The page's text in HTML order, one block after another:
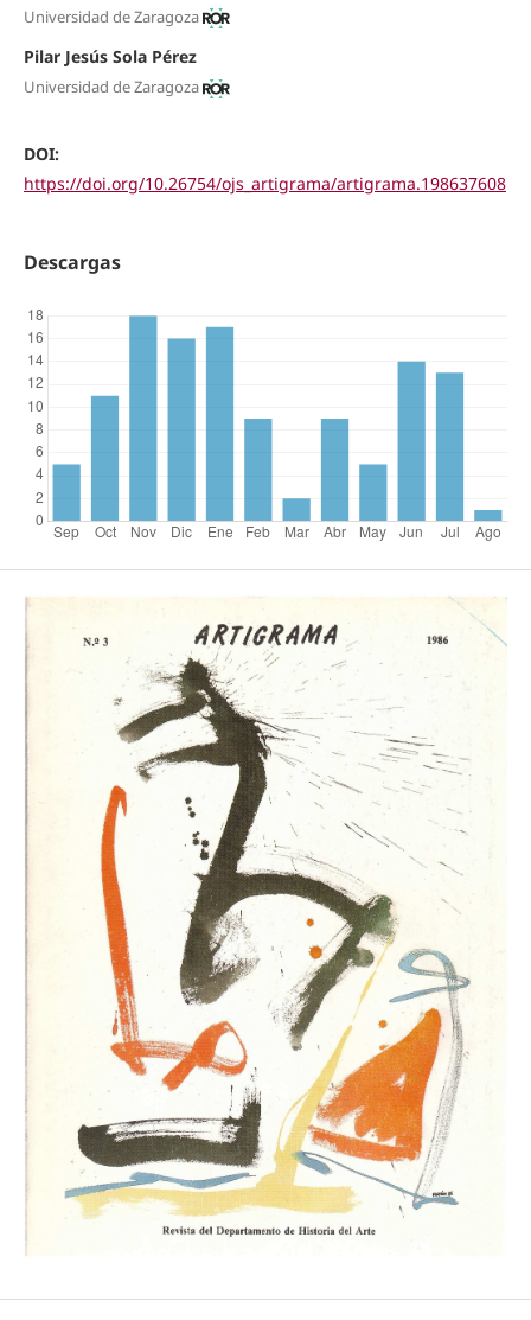
Universidad de Zaragoza
Pilar Jesús Sola Pérez
Universidad de Zaragoza
DOI:
https://doi.org/10.26754/ojs_artigrama/artigrama.198637608
Descargas